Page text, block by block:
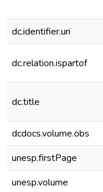
dc.identifier.uri
dc.relation.ispartof
dc.title
dcdocs.volume.obs
unesp.firstPage
unesp.volume